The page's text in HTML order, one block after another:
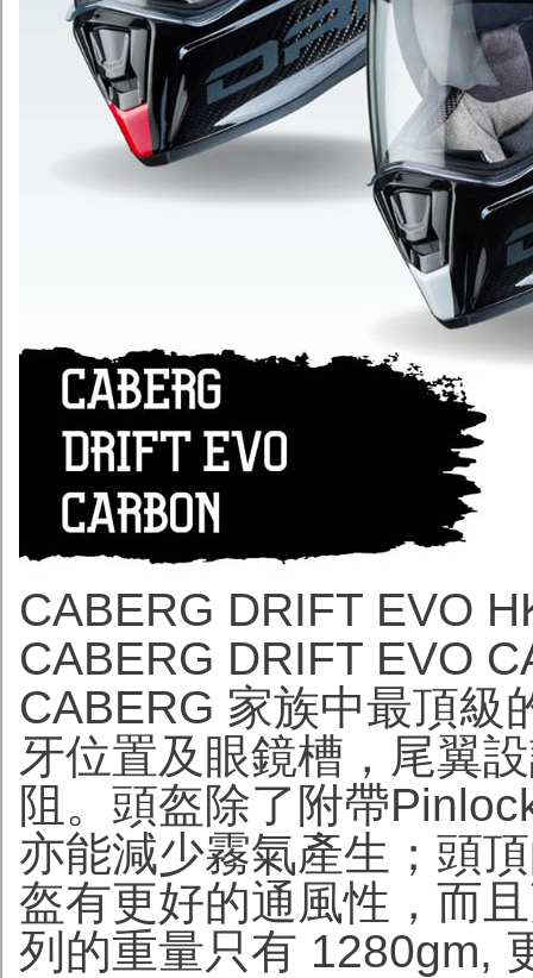
CABERG DRIFT EVO
CABERG DRIFT EVO
CABERG 家族中最頂級
牙位置及眼鏡槽，尾翼
阻。頭盔除了附帶
亦能減少霧氣產生；頭
盔有更好的通風性，而
列的重量只有 1280gm,